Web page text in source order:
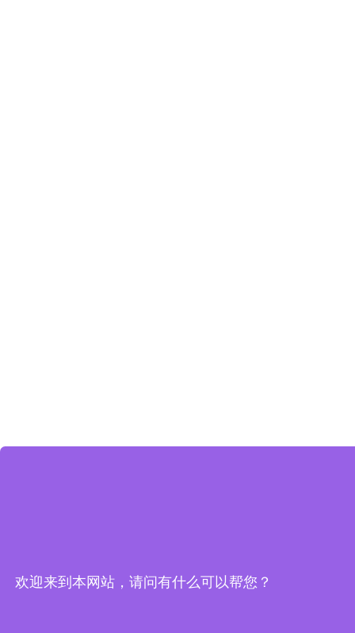
欢迎来到本网站，请问有什么可以帮您？